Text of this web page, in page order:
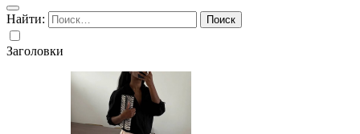
Найти:
Заголовки